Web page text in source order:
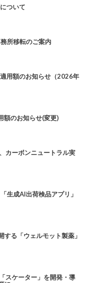
ついて
所移転のご案内
用額のお知らせ（2026年
のお知らせ(変更)
カーボンニュートラル実
生成AI出荷検品アプリ」
する「ウェルモット製薬」
スケーター」を開発・導